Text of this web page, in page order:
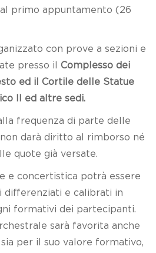
al primo appuntamento (26
con prove a sezioni e
presso il Complesso dei
ed il Cortile delle Statue
II ed altre sedi.
frequenza di parte delle
darà diritto al rimborso né
quote già versate.
e concertistica potrà essere
differenziati e calibrati in
formativi dei partecipanti.
sarà favorita anche
sia per il suo valore formativo,